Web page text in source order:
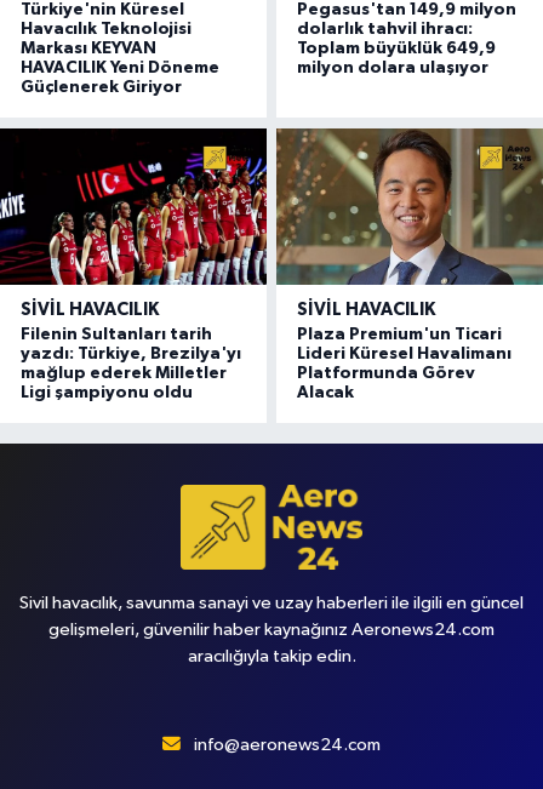
Türkiye'nin Küresel
Havacılık Teknolojisi
Markası KEYVAN
HAVACILIK Yeni Döneme
Güçlenerek Giriyor
Pegasus'tan 149,9 milyon
dolarlık tahvil ihracı:
Toplam büyüklük 649,9
milyon dolara ulaşıyor
SIVIL HAVACILIK
Filenin Sultanları tarih
yazdı: Türkiye, Brezilya'yı
mağlup ederek Milletler
Ligi şampiyonu oldu
SIVIL HAVACILIK
Plaza Premium'un Ticari
Lideri Küresel Havalimanı
Platformunda Görev
Alacak
Sivil havacılık, savunma sanayi ve uzay haberleri ile ilgili en güncel
gelişmeleri, güvenilir haber kaynağınız Aeronews24.com
aracılığıyla takip edin.
info@aeronews24.com